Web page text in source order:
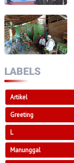
LABELS
Artikel
Greeting
L
Manunggal